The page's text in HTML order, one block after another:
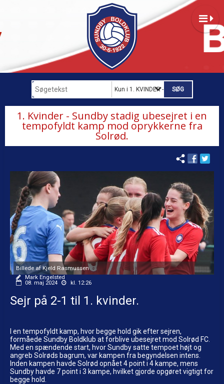
Kun i 1. KVINDER - B-LIGA
1. Kvinder - Sundby stadig ubesejret i en
tempofyldt kamp mod oprykkerne fra
Solrød.
Billede af Kjeld Rasmussen
Mark Engelsted
08. maj 2024
kl. 12:26
Sejr på 2-1 til 1. kvinder.
I en tempofyldt kamp, hvor begge hold gik efter sejren,
formåede Sundby Boldklub at forblive ubesejret mod Solrød FC.
Med en spændende start, hvor Sundby satte tempoet højt og
angreb Solrøds bagrum, var kampen fra begyndelsen intens.
Inden kampen havde Solrød opnået 4 point i 4 kampe, mens
Sundby havde 7 point i 3 kampe, hvilket gjorde opgøret vigtigt for
begge hold.